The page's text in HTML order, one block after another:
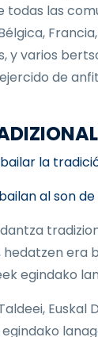
todas las
y varios
de
la
al son
era
egindako